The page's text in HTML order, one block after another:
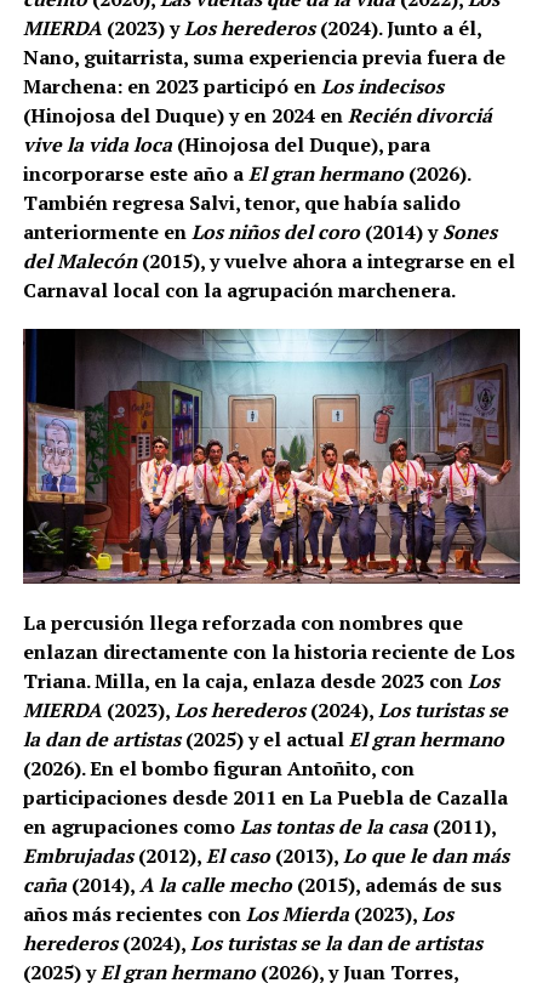
MIERDA(2023) yLos herederos(2024). Junto a él,
Nano, guitarrista, suma experiencia previa fuera de
Marchena: en 2023 participó enLos indecisos
(Hinojosa del Duque) y en 2024 enRecién divorciá
vive la vida loca(Hinojosa del Duque), para
incorporarse este año aEl gran hermano(2026).
También regresa Salvi, tenor, que había salido
anteriormente enLos niños del coro(2014) ySones
del Malecón(2015), y vuelve ahora a integrarse en el
Carnaval local con la agrupación marchenera.
La percusión llega reforzada con nombres que
enlazan directamente con la historia reciente de Los
Triana. Milla, en la caja, enlaza desde 2023 conLos
MIERDA(2023),Los herederos(2024),Los turistas se
la dan de artistas(2025) y el actualEl gran hermano
(2026). En el bombo figuran Antoñito, con
participaciones desde 2011 en La Puebla de Cazalla
en agrupaciones comoLas tontas de la casa(2011),
Embrujadas(2012),El caso(2013),Lo que le dan más
caña(2014),A la calle mecho(2015), además de sus
años más recientes conLos Mierda(2023),Los
herederos(2024),Los turistas se la dan de artistas
(2025) yEl gran hermano(2026), y Juan Torres,